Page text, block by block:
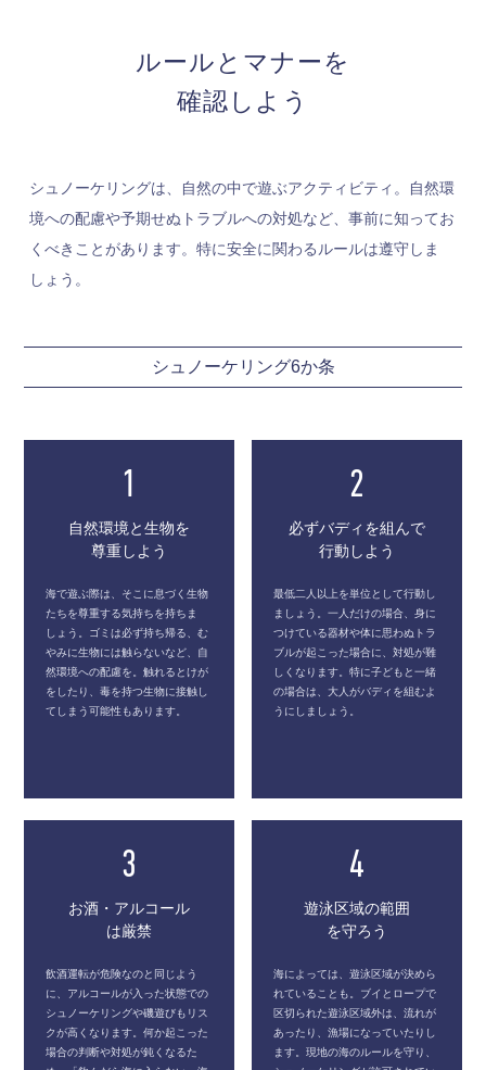
ルールとマナーを
確認しよう
シュノーケリングは、自然の中で遊ぶアクティビティ。自然環
境への配慮や予期せぬトラブルへの対処など、事前に知ってお
くべきことがあります。特に安全に関わるルールは遵守しま
しょう。
シュノーケリング6か条
1
自然環境と生物を
尊重しよう
海で遊ぶ際は、そこに息づく生物
たちを尊重する気持ちを持ちま
しょう。ゴミは必ず持ち帰る、む
やみに生物には触らないなど、自
然環境への配慮を。触れるとけが
をしたり、毒を持つ生物に接触し
てしまう可能性もあります。
2
必ずバディを組んで
行動しよう
最低二人以上を単位として行動し
ましょう。一人だけの場合、身に
つけている器材や体に思わぬトラ
ブルが起こった場合に、対処が難
しくなります。特に子どもと一緒
の場合は、大人がバディを組むよ
うにしましょう。
3
お酒・アルコール
は厳禁
飲酒運転が危険なのと同じよう
に、アルコールが入った状態での
シュノーケリングや磯遊びもリス
クが高くなります。何か起こった
場合の判断や対処が鈍くなるた
4
遊泳区域の範囲
を守ろう
海によっては、遊泳区域が決めら
れていることも。ブイとロープで
区切られた遊泳区域外は、流れが
あったり、漁場になっていたりし
ます。現地の海のルールを守り、